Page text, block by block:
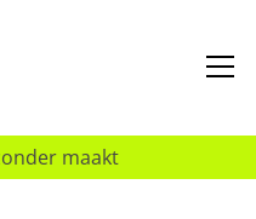
maakt